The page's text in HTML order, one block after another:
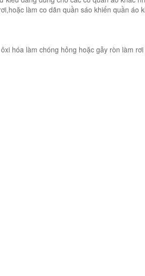
làm co dãn quần sáo khiến quần áo
hóa làm chóng hỏng hoặc gẫy ròn làm